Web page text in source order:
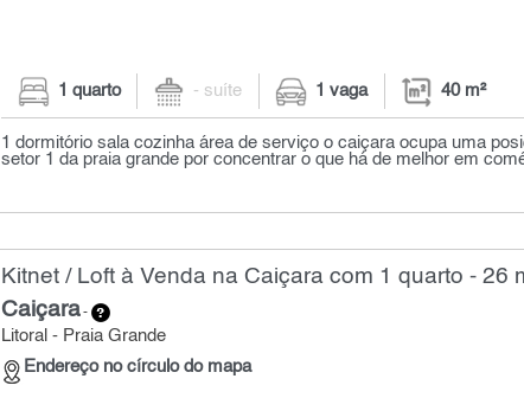
1 quarto - suíte 1 vaga 40 m²
1 dormitório sala cozinha área de serviço o caiçara ocupa uma
setor 1 da praia grande por concentrar o que há de melhor em
Kitnet / Loft à Venda na Caiçara com 1 quarto - 26
Caiçara-
Litoral - Praia Grande
Endereço no círculo do mapa